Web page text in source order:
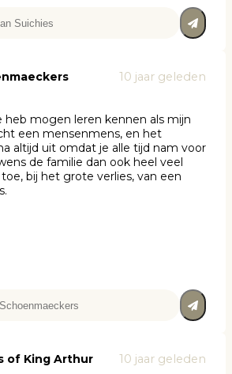
10 jaar geleden
heb mogen leren kennen als mijn
een mensenmens, en het
altijd uit omdat je alle tijd nam voor
de familie dan ook heel veel
bij het grote verlies, van een
of King Arthur 10 jaar geleden